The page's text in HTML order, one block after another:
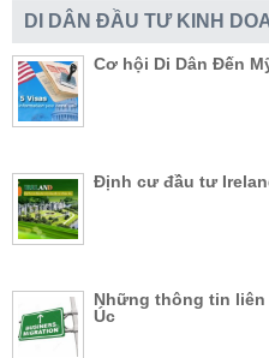
DI DÂN ĐẦU TƯ KINH
Cơ hội Di Dân Đến
Định cư đầu tư
Những thông tin
Úc